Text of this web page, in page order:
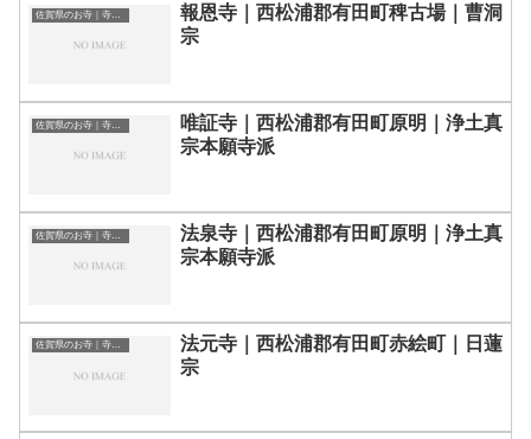
佐賀県のお寺｜寺院一覧
報恩寺｜西松浦郡有田町稗古場｜曹洞
宗
佐賀県のお寺｜寺院一覧
唯証寺｜西松浦郡有田町原明｜浄土真
宗本願寺派
佐賀県のお寺｜寺院一覧
法泉寺｜西松浦郡有田町原明｜浄土真
宗本願寺派
佐賀県のお寺｜寺院一覧
法元寺｜西松浦郡有田町赤絵町｜日蓮
宗